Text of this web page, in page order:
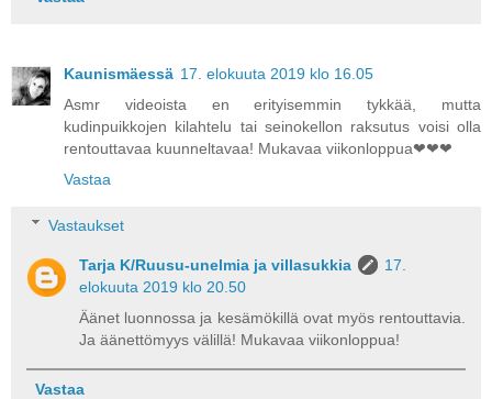
Kaunismäessä 17. elokuuta 2019 klo 16.05
Asmr videoista en erityisemmin tykkää, mutta
kudinpuikkojen kilahtelu tai seinokellon raksutus voisi olla
rentouttavaa kuunneltavaa! Mukavaa viikonloppua❤❤❤
Vastaa
Vastaukset
Tarja K/Ruusu-unelmia ja villasukkia
17.
elokuuta 2019 klo 20.50
Äänet luonnossa ja kesämökillä ovat myös rentouttavia.
Ja äänettömyys välillä! Mukavaa viikonloppua!
Vastaa